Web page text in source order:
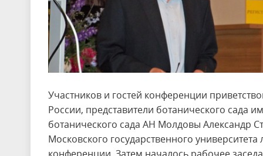
Участников и гостей конференции
России, представители ботанического
ботанического сада АН Молдовы Александр
Московского государственного